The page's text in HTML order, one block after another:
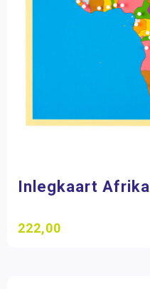
Inlegkaart Afrika
222,00